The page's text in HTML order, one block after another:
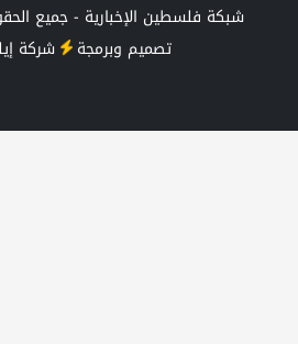
الإخبارية - جميع الحقوق محفوظة © 2026
شركةإيلمنت ميديا